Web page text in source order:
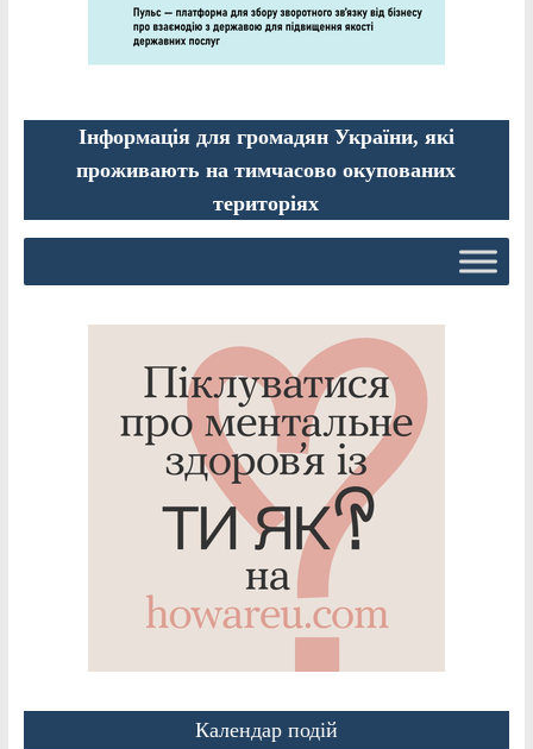
Інформація для громадян України, які
проживають на тимчасово окупованих
територіях
Календар подій